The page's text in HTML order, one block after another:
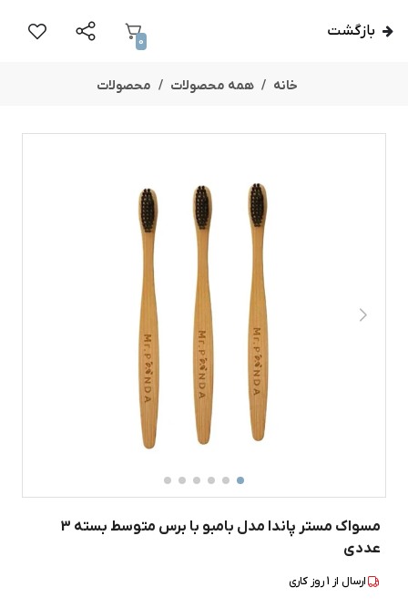
بازگشت
0
خانه همه محصولات محصولات
مسواک مستر پاندا مدل بامبو با برس متوسط بسته 3
عددی
ارسال از 1روز کاری